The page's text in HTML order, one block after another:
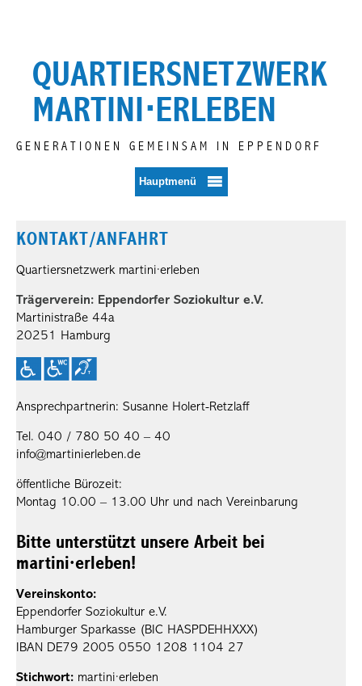
springen
QUARTIERSNETZWERK
MARTINI⋅ERLEBEN
GENERATIONEN GEMEINSAM IN EPPENDORF
Hauptmenü
KONTAKT/ANFAHRT
Quartiersnetzwerk martini·erleben
Trägerverein: Eppendorfer Soziokultur e.V.
Martinistraße 44a
20251 Hamburg
Ansprechpartnerin: Susanne Holert-Retzlaff
Tel. 040 / 780 50 40 – 40
info@martinierleben.de
öffentliche Bürozeit:
Montag 10.00 – 13.00 Uhr und nach Vereinbarung
Bitte unterstützt unsere Arbeit bei
martini·erleben!
Vereinskonto:
Eppendorfer Soziokultur e.V.
Hamburger Sparkasse (BIC HASPDEHHXXX)
IBAN DE79 2005 0550 1208 1104 27
Stichwort: martini·erleben